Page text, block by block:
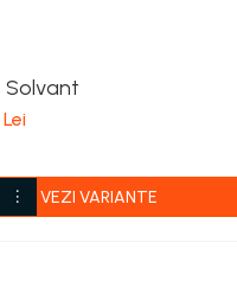
Solvant
VEZI VARIANTE